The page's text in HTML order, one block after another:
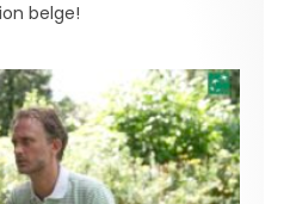
belge!